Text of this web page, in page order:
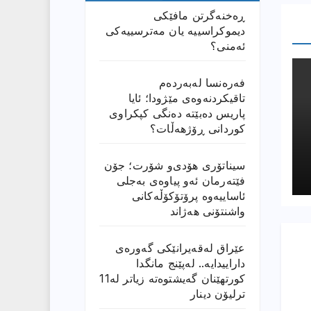
ڕەخنەگرتن مافێکی
دیموکراسییە یان مەترسییەکی
ئەمنی؟
فەرەنسا لەبەردەم
تاقیکردنەوەی مێژودا؛ ئایا
پاریس دەبێتە دەنگی کپکراوی
کوردانی ڕۆژھەڵات؟
سیناتۆری هۆدی‌و شۆرت؛ جۆن
فێتەرمان ئەو پیاوەی بەجلی
ئاساییەوە پرۆتۆکۆڵەکانی
واشنتۆنی هەژاند
عێراق له‌قه‌یرانێكى گه‌وره‌ى
داراییدایه‌.. له‌پێنج مانگدا
كورتهێنان گه‌یشتوه‌ته‌ زیاتر له‌11
ترلیۆن دینار